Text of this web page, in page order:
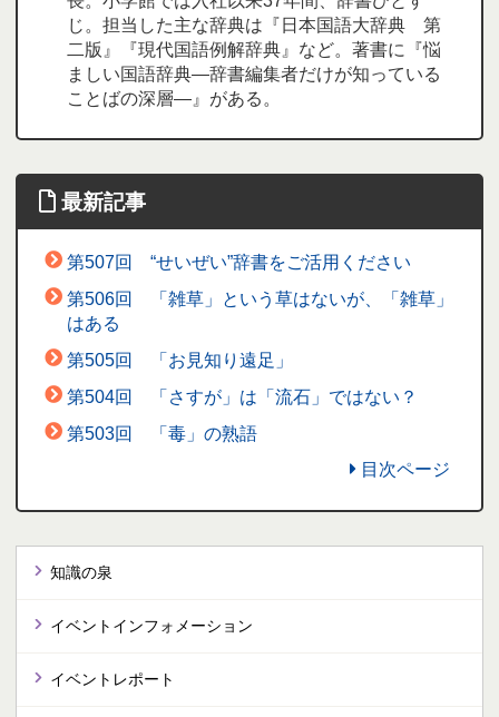
じ。担当した主な辞典は『日本国語大辞典 第
二版』『現代国語例解辞典』など。著書に『悩
ましい国語辞典―辞書編集者だけが知っている
ことばの深層―』がある。
最新記事
第507回 “せいぜい”辞書をご活用ください
第506回 「雑草」という草はないが、「雑草」
はある
第505回 「お見知り遠足」
第504回 「さすが」は「流石」ではない？
第503回 「毒」の熟語
目次ページ
知識の泉
イベントインフォメーション
イベントレポート